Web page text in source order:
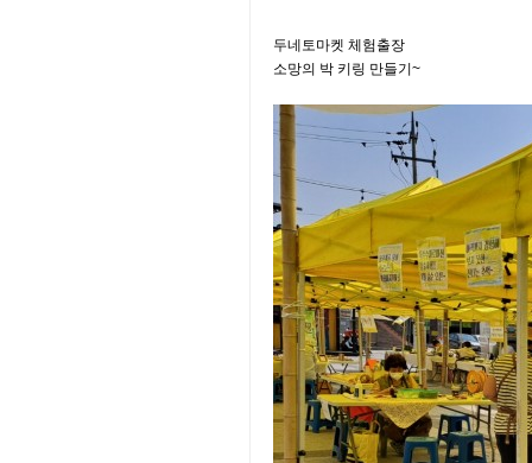
두네토마켓 체험출장
소망의 박 키링 만들기~